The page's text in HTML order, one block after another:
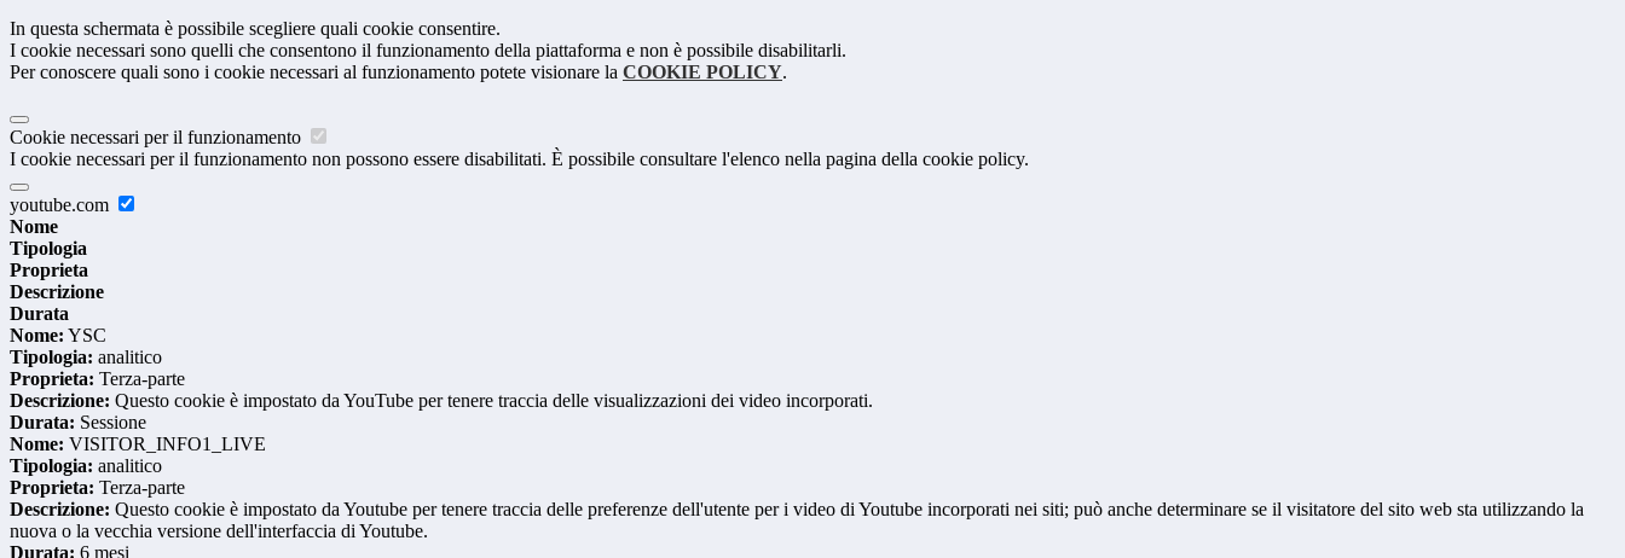
In questa schermata è possibile scegliere quali cookie consentire.
I cookie necessari sono quelli che consentono il funzionamento della piattaforma e non è possibile disabilitarli.
Per conoscere quali sono i cookie necessari al funzionamento potete visionare la COOKIE POLICY.
Cookie necessari per il funzionamento
I cookie necessari per il funzionamento non possono essere disabilitati. È possibile consultare l'elenco nella pagina della cookie policy.
youtube.com
Nome
Tipologia
Proprieta
Descrizione
Durata
Nome: YSC
Tipologia: analitico
Proprieta: Terza-parte
Descrizione: Questo cookie è impostato da YouTube per tenere traccia delle visualizzazioni dei video incorporati.
Durata: Sessione
Nome: VISITOR_INFO1_LIVE
Tipologia: analitico
Proprieta: Terza-parte
Descrizione: Questo cookie è impostato da Youtube per tenere traccia delle preferenze dell'utente per i video di Youtube incorporati nei siti; può anche determinare se il visitatore del sito web sta utilizzando la
nuova o la vecchia versione dell'interfaccia di Youtube.
Durata: 6 mesi